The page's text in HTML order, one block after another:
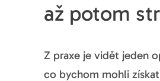
až potom
Z praxe je vidět jeden
co bychom mohli